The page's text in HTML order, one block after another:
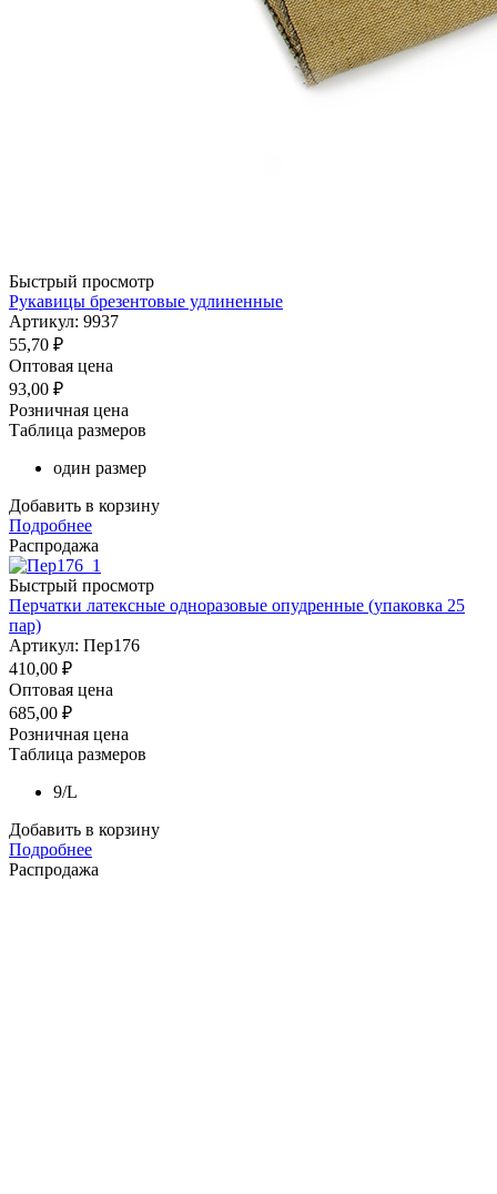
Быстрый просмотр
Рукавицы брезентовые удлиненные
Артикул: 9937
55,70 ₽
Оптовая цена
93,00 ₽
Розничная цена
Таблица размеров
один размер
Добавить в корзину
Подробнее
Распродажа
Быстрый просмотр
Перчатки латексные одноразовые опудренные (упаковка 25
пар)
Артикул: Пер176
410,00 ₽
Оптовая цена
685,00 ₽
Розничная цена
Таблица размеров
9/L
Добавить в корзину
Подробнее
Распродажа